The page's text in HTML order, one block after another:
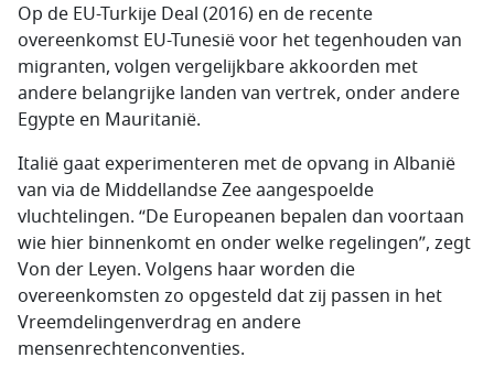
Op de EU-Turkije Deal (2016) en de recente
overeenkomst EU-Tunesië voor het tegenhouden van
migranten, volgen vergelijkbare akkoorden met
andere belangrijke landen van vertrek, onder andere
Egypte en Mauritanië.
Italië gaat experimenteren met de opvang in Albanië
van via de Middellandse Zee aangespoelde
vluchtelingen. “De Europeanen bepalen dan voortaan
wie hier binnenkomt en onder welke regelingen”, zegt
Von der Leyen. Volgens haar worden die
overeenkomsten zo opgesteld dat zij passen in het
Vreemdelingenverdrag en andere
mensenrechtenconventies.